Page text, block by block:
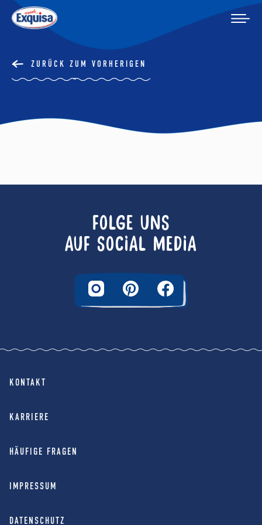
ZURÜCK ZUM VORHERIGEN
FOLGE UNS
AUF SOCIAL MEDIA
KONTAKT
KARRIERE
HÄUFIGE FRAGEN
IMPRESSUM
DATENSCHUTZ